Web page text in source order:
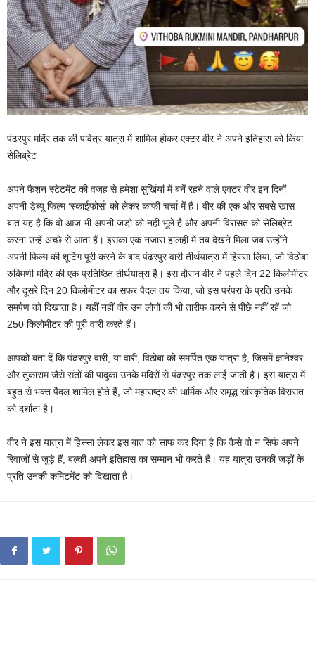
पंढरपुर मदिंर तक की पवित्र यात्रा में शामिल होकर एक्टर वीर ने अपने इतिहास को किया
सेलिब्रेट
अपने फैशन स्टेटमेंट की वजह से हमेशा सुर्खियां में बनें रहने वाले एक्टर वीर इन दिनों
अपनी डेब्यू फिल्म ‘स्काईफोर्स’ को लेकर काफी चर्चा में हैं। वीर की एक और सबसे खास
बात यह है कि वो आज भी अपनी जडो़ को नहीं भूले है और अपनी विरासत को सेलिब्रेट
करना उन्हें अच्छे से आता हैं। इसका एक नजारा हालही में तब देखने मिला जब उन्होंने
अपनी फिल्म की शूटिंग पूरी करने के बाद पंढरपुर वारी तीर्थयात्रा में हिस्सा लिया, जो विठोबा
रुक्मिणी मंदिर की एक प्रतिष्ठित तीर्थयात्रा है। इस दौरान वीर ने पहले दिन 22 किलोमीटर
और दूसरे दिन 20 किलोमीटर का सफर पैदल तय किया, जो इस परंपरा के प्रति उनके
समर्पण को दिखाता है। यहीं नहीं वीर उन लोगों की भी तारीफ करने से पीछे नहीं रहें जो
250 किलोमीटर की पूरी वारी करते हैं।
आपको बता दें कि पंढरपुर वारी, या वारी, विठोबा को समर्पित एक यात्रा है, जिसमें ज्ञानेश्वर
और तुकाराम जैसे संतों की पादुका उनके मंदिरों से पंढरपुर तक लाई जाती है। इस यात्रा में
बहुत से भक्त पैदल शामिल होते हैं, जो महाराष्ट्र की धार्मिक और समृद्ध सांस्कृतिक विरासत
को दर्शाता है।
वीर ने इस यात्रा में हिस्सा लेकर इस बात को साफ कर दिया है कि कैसे वो न सिर्फ अपने
रिवाजों से जुड़े हैं, बल्की अपने इतिहास का सम्मान भी करते हैं। यह यात्रा उनकी जड़ों के
प्रति उनकी कमिटमेंट को दिखाता है।